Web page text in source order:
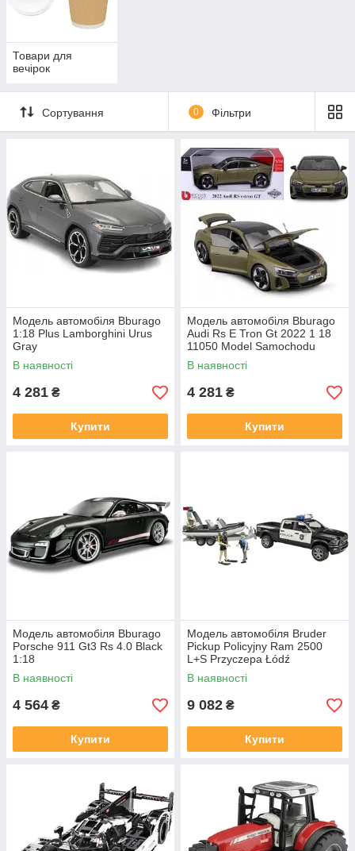
Товари для
вечірок
Сортування 0 Фільтри
Модель автомобіля Bburago
1:18 Plus Lamborghini Urus
Gray
В наявності
4 281 ₴
Купити
Модель автомобіля Bburago
Audi Rs E Tron Gt 2022 1 18
11050 Model Samochodu
Elektrycznego 1811050GN
В наявності
4 281 ₴
Купити
Модель автомобіля Bburago
Porsche 911 Gt3 Rs 4.0 Black
1:18
В наявності
4 564 ₴
Купити
Модель автомобіля Bruder
Pickup Policyjny Ram 2500
L+S Przyczepa Łódź
В наявності
9 082 ₴
Купити